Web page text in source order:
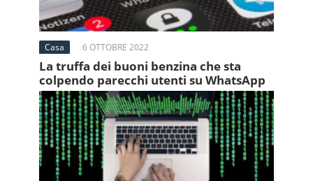
Casa 6 OTTOBRE 2022
La truffa dei buoni benzina che sta
colpendo parecchi utenti su WhatsApp